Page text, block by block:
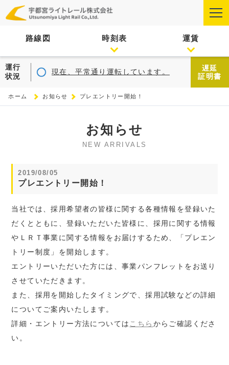
路線図 時刻表 運賃
運行
状況
現在、平常通り運転しています。
遅延
証明書
ホーム お知らせ プレエントリー開始！
お知らせ
NEW ARRIVALS
2019/08/05
プレエントリー開始！
当社では、採用希望者の皆様に関する各種情報を登録いた
だくとともに、登録いただいた皆様に、採用に関する情報
やＬＲＴ事業に関する情報をお届けするため、「プレエン
トリー制度」を開始します。
エントリーいただいた方には、事業パンフレットをお送り
させていただきます。
また、採用を開始したタイミングで、採用試験などの詳細
についてご案内いたします。
詳細・エントリー方法については こちら からご確認くださ
い。